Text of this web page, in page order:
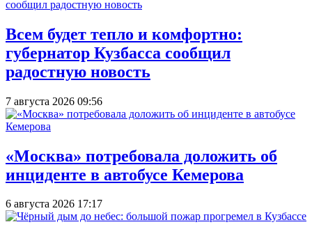
Всем будет тепло и комфортно:
губернатор Кузбасса сообщил
радостную новость
7 августа 2026 09:56
«Москва» потребовала доложить об
инциденте в автобусе Кемерова
6 августа 2026 17:17